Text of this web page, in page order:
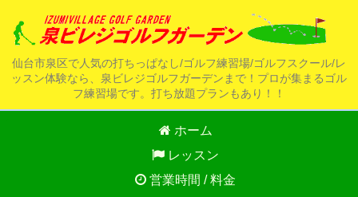
仙台市泉区で人気の打ちっぱなし/ゴルフ練習場/ゴルフスクール/レ
ッスン体験なら、泉ビレジゴルフガーデンまで！プロが集まるゴル
フ練習場です。打ち放題プランもあり！！
ホーム
レッスン
営業時間 / 料金